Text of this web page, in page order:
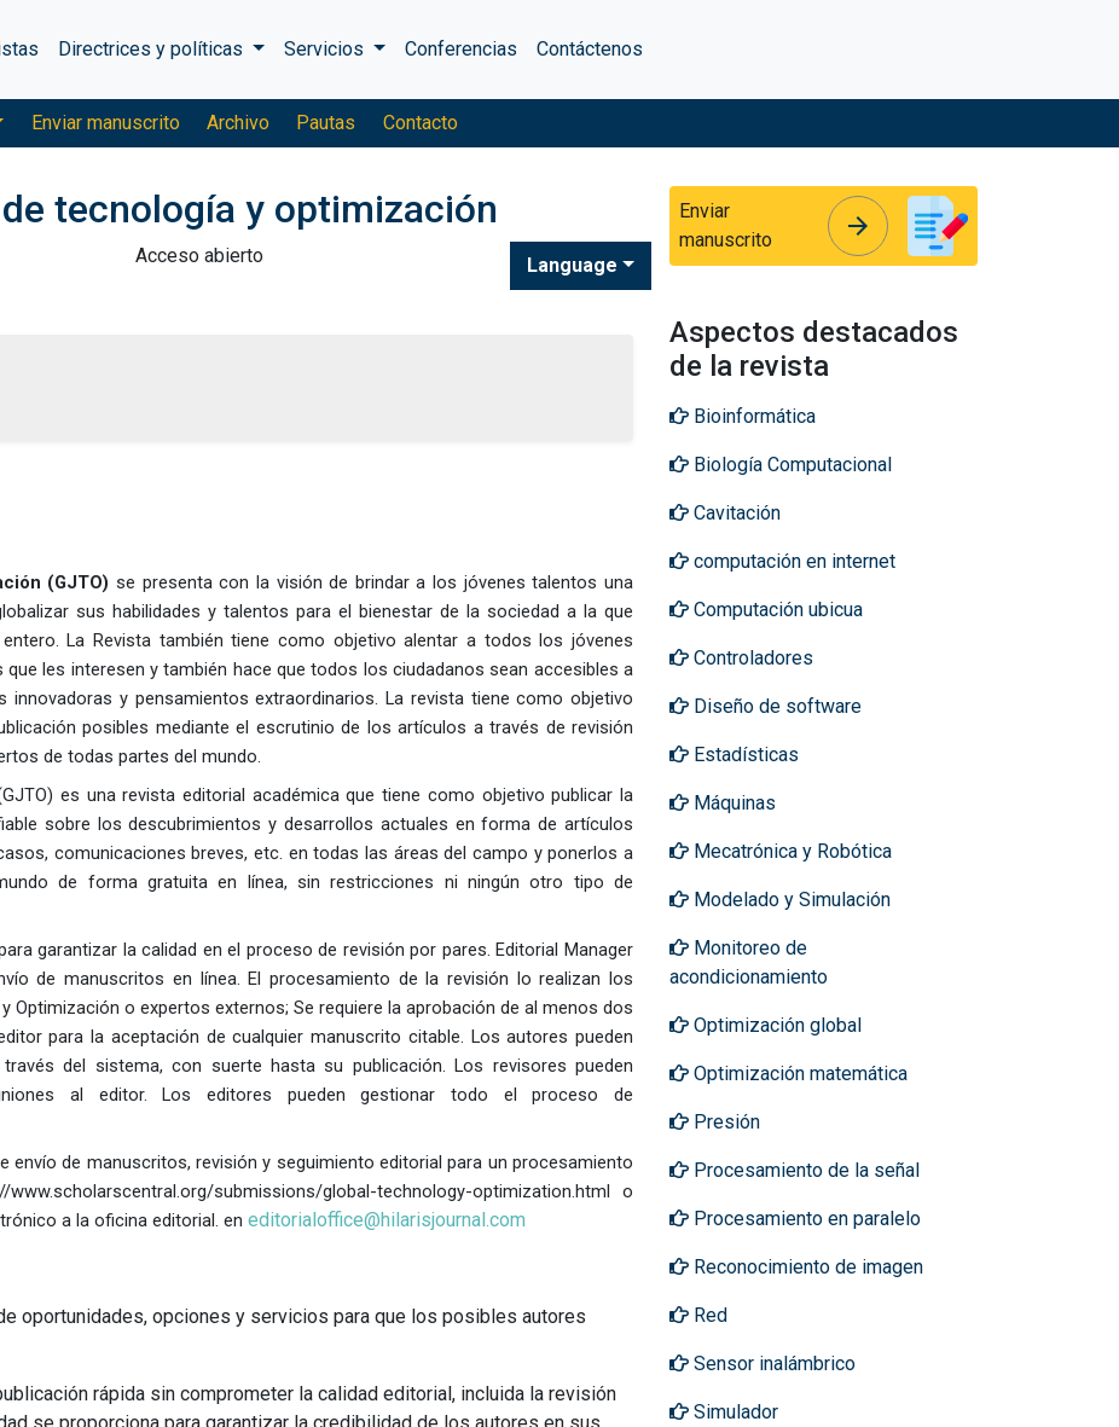
Directrices y políticas Servicios Conferencias Contáctenos
Enviar manuscrito Archivo Pautas Contacto
tecnología y optimización
Acceso abierto Language
Enviar
manuscrito
arrow_forward
(GJTO) se presenta con la visión de brindar a los jóvenes talentos una
sus habilidades y talentos para el bienestar de la sociedad a la que
entero.La Revista también tiene como objetivo alentar a todos los jóvenes
les interesen y también hace que todos los ciudadanos sean accesibles a
y pensamientos extraordinarios. La revista tiene como objetivo
posibles mediante el escrutinio de los artículos a través de revisión
de todas partes del mundo.
es una revista editorial académica que tiene como objetivo publicar la
sobre los descubrimientos y desarrollos actuales en forma de artículos
comunicaciones breves, etc. en todas las áreas del campo y ponerlos a
de forma gratuita en línea, sin restricciones ni ningún otro tipo de
garantizar la calidad en el proceso de revisión por pares.Editorial Manager
de manuscritos en línea.El procesamiento de la revisión lo realizan los
Optimización o expertos externos; Se requiere la aprobación de al menos dos
para la aceptación de cualquier manuscrito citable. Los autores pueden
del sistema, con suerte hasta su publicación.Los revisores pueden
al editor.Los editores pueden gestionar todo el proceso de
envío de manuscritos, revisión y seguimiento editorial para un procesamiento
submissions/global-technology-optimization.html o
a la oficina editorial. en editorialoffice@hilarisjournal.com
oportunidades, opciones y servicios para que los posibles autores
rápida sin comprometer la calidad editorial, incluida la revisión
se proporciona para garantizar la credibilidad de los autores en sus
Aspectos destacados
de la revista
Bioinformática
Biología Computacional
Cavitación
computación en internet
Computación ubicua
Controladores
Diseño de software
Estadísticas
Máquinas
Mecatrónica y Robótica
Modelado y Simulación
Monitoreo de
acondicionamiento
Optimización global
Optimización matemática
Presión
Procesamiento de la señal
Procesamiento en paralelo
Reconocimiento de imagen
Red
Sensor inalámbrico
Simulador